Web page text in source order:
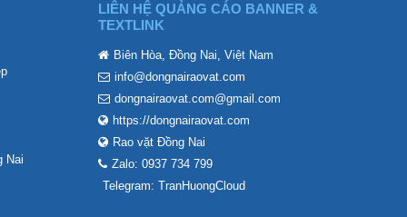
Nai
LIÊN HỆ QUẢNG CÁO BANNER &
TEXTLINK
Biên Hòa, Đồng Nai, Việt Nam
info@dongnairaovat.com
dongnairaovat.com@gmail.com
https://dongnairaovat.com
Rao vặt Đồng Nai
Zalo: 0937 734 799
Telegram: TranHuongCloud